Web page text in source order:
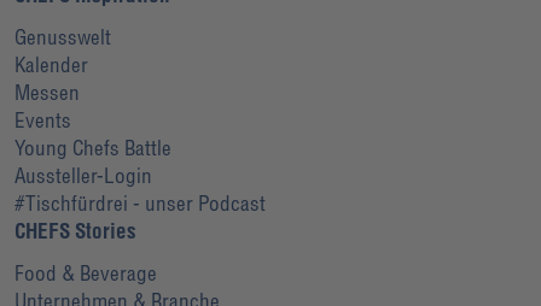
Genusswelt
Kalender
Messen
Events
Young Chefs Battle
Aussteller-Login
#Tischfürdrei - unser Podcast
CHEFS Stories
Food & Beverage